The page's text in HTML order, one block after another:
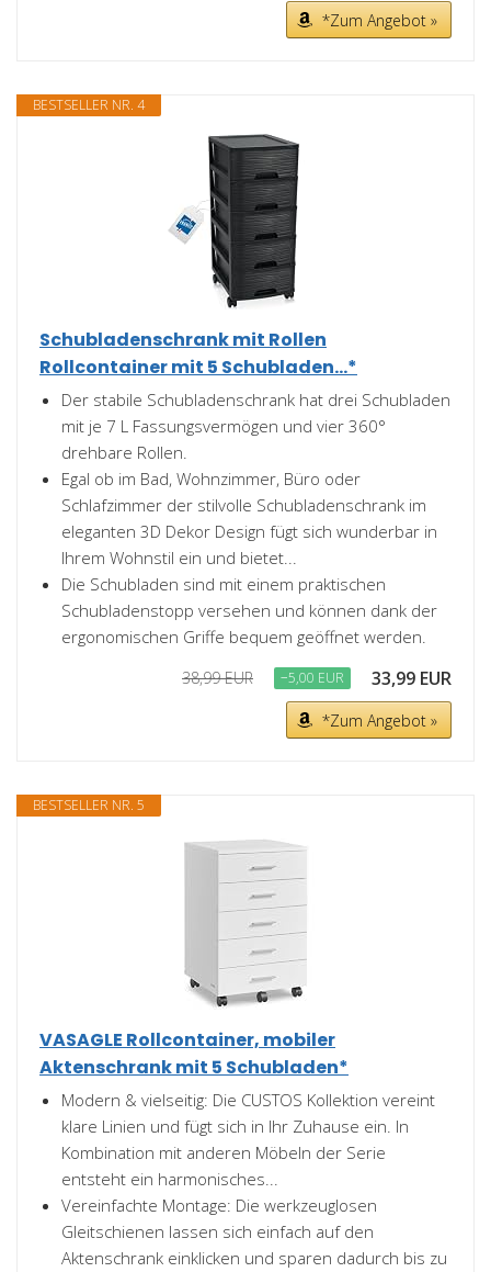
*Zum Angebot »
BESTSELLER NR. 4
Schubladenschrank mit Rollen
Rollcontainer mit 5 Schubladen...*
Der stabile Schubladenschrank hat drei Schubladen
mit je 7 L Fassungsvermögen und vier 360°
drehbare Rollen.
Egal ob im Bad, Wohnzimmer, Büro oder
Schlafzimmer der stilvolle Schubladenschrank im
eleganten 3D Dekor Design fügt sich wunderbar in
Ihrem Wohnstil ein und bietet...
Die Schubladen sind mit einem praktischen
Schubladenstopp versehen und können dank der
ergonomischen Griffe bequem geöffnet werden.
38,99 EUR −5,00 EUR 33,99 EUR
*Zum Angebot »
BESTSELLER NR. 5
VASAGLE Rollcontainer, mobiler
Aktenschrank mit 5 Schubladen*
Modern & vielseitig: Die CUSTOS Kollektion vereint
klare Linien und fügt sich in Ihr Zuhause ein. In
Kombination mit anderen Möbeln der Serie
entsteht ein harmonisches...
Vereinfachte Montage: Die werkzeuglosen
Gleitschienen lassen sich einfach auf den
Aktenschrank einklicken und sparen dadurch bis zu